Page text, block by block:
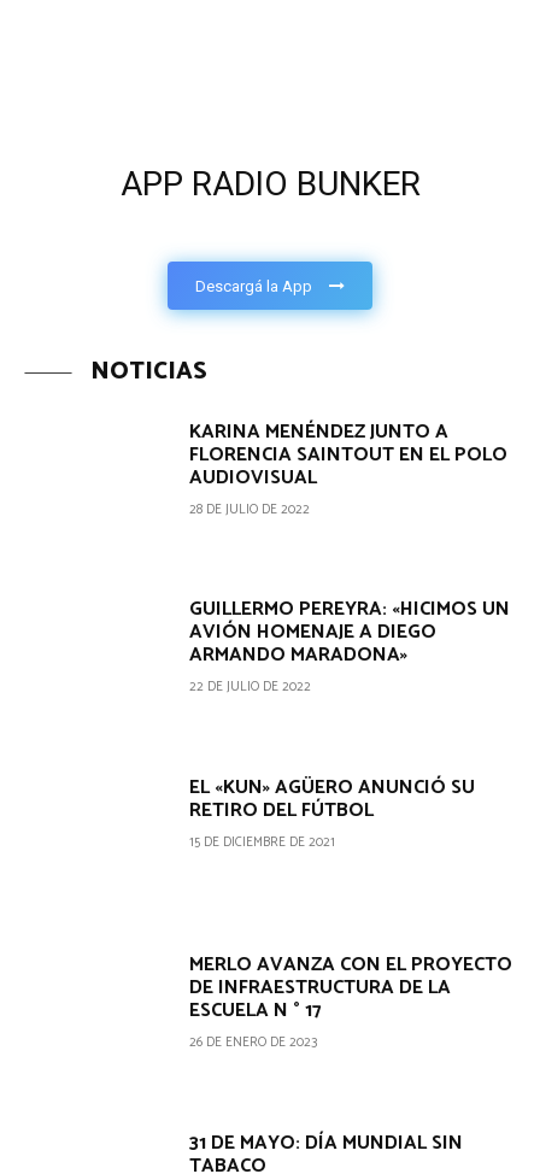
APP RADIO BUNKER
Descargá la App
NOTICIAS
KARINA MENÉNDEZ JUNTO A
FLORENCIA SAINTOUT EN EL POLO
AUDIOVISUAL
28 DE JULIO DE 2022
GUILLERMO PEREYRA: «HICIMOS UN
AVIÓN HOMENAJE A DIEGO
ARMANDO MARADONA»
22 DE JULIO DE 2022
EL «KUN» AGÜERO ANUNCIÓ SU
RETIRO DEL FÚTBOL
15 DE DICIEMBRE DE 2021
MERLO AVANZA CON EL PROYECTO
DE INFRAESTRUCTURA DE LA
ESCUELA N ° 17
26 DE ENERO DE 2023
31 DE MAYO: DÍA MUNDIAL SIN
TABACO